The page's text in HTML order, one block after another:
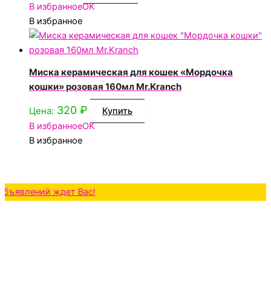
В избранноеOK
В избранное
Миска керамическая для кошек «Мордочка
кошки» розовая 160мл Mr.Kranch
Цена: 320 ₽
Купить
В избранноеOK
В избранное
ждет Вас!